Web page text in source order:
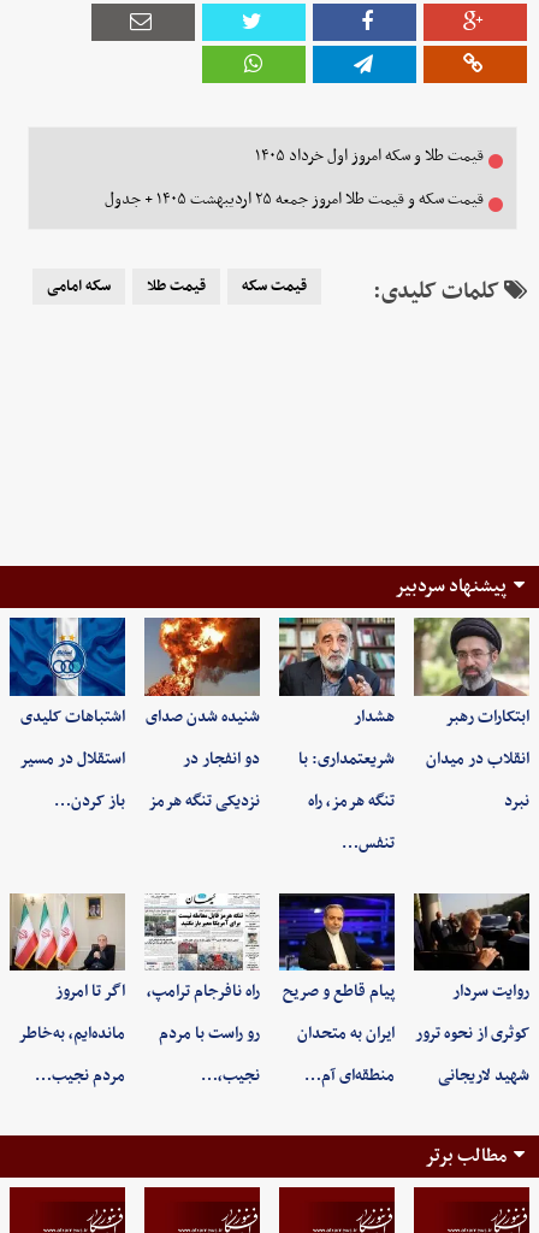
قیمت طلا و سکه امروز اول خرداد ۱۴۰۵
قیمت سکه و قیمت طلا امروز جمعه ۲۵ اردیبهشت ۱۴۰۵ + جدول
کلمات کلیدی: قیمت سکه قیمت طلا سکه امامی
پیشنهاد سردبیر
ابتکارات رهبر
انقلاب در میدان
نبرد
هشدار
شریعتمداری: با
تنگه هرمز، راه
تنفس…
شنیده شدن صدای
دو انفجار در
نزدیکی تنگه هرمز
اشتباهات کلیدی
استقلال در مسیر
باز کردن…
روایت سردار
کوثری از نحوه ترور
شهید لاریجانی
پیام قاطع و صریح
ایران به متحدان
منطقه‌ای آم…
راه نافرجام ترامپ،
رو راست با مردم
نجیب،…
اگر تا امروز
مانده‌ایم، به‌خاطر
مردم نجیب…
مطالب برتر